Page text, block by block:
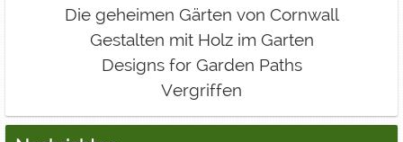
Die geheimen Gärten von Cornwall
Gestalten mit Holz im Garten
Designs for Garden Paths
Vergriffen